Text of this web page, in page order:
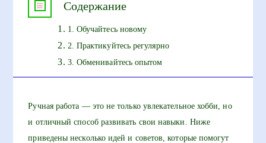
Содержание
1. Обучайтесь новому
2. Практикуйтесь регулярно
3. Обменивайтесь опытом
Ручная работа — это не только увлекательное хобби, но
и отличный способ развивать свои навыки. Ниже
приведены несколько идей и советов, которые помогут